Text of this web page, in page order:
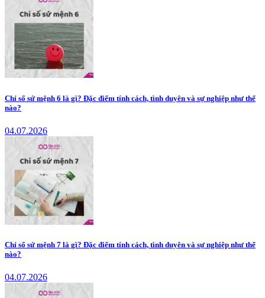
Chỉ số sứ mệnh 6 là gì? Đặc điểm tính cách, tình duyên và sự nghiệp như thế
nào?
04.07.2026
Chỉ số sứ mệnh 7 là gì? Đặc điểm tính cách, tình duyên và sự nghiệp như thế
nào?
04.07.2026